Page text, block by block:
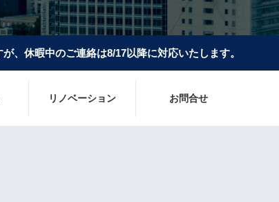
、休暇中のご連絡は8/17以降に対応いたします。
リノベーション お問合せ